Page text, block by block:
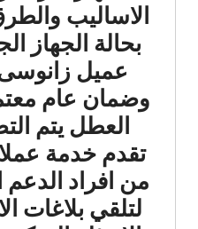
الاساليب
بحالة الجهاز
عميل زانوسى
وضمان عام
العطل يتم
تقدم خدمة
من افراد الدعم
لتلقي بلاغات